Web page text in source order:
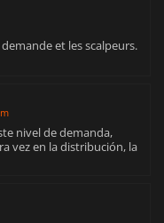
et les scalpeurs.
nivel de demanda,
vez en la distribución, la